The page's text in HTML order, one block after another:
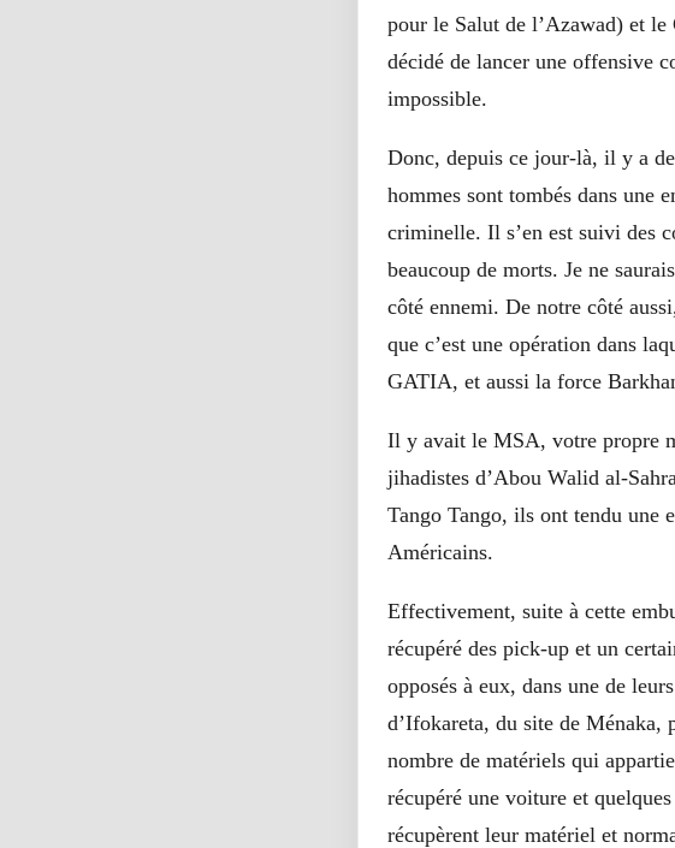
pour le Salut de l’Azawad) et
décidé de lancer une offensive
impossible.
Donc, depuis ce jour-là, il y a
hommes sont tombés dans une
criminelle. Il s’en est suivi des
beaucoup de morts. Je ne
côté ennemi. De notre côté
que c’est une opération dans
GATIA, et aussi la force
Il y avait le MSA, votre propre
jihadistes d’Abou Walid al-
Tango Tango, ils ont tendu une
Américains.
Effectivement, suite à cette
récupéré des pick-up et un
opposés à eux, dans une de
d’Ifokareta, du site de Ménaka,
nombre de matériels qui
récupéré une voiture et
récupèrent leur matériel et